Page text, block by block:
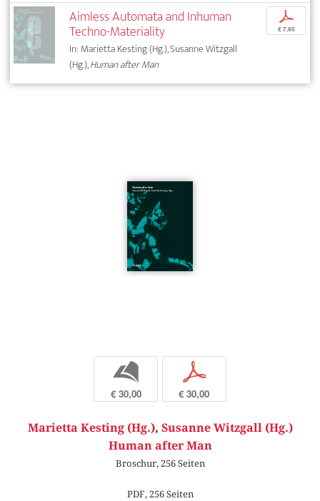
Aimless Automata and Inhuman
Techno-Materiality
In: Marietta Kesting (Hg.), Susanne Witzgall
(Hg.),Human after Man
p
€ 7,95
b
€ 30,00
p
€ 30,00
Marietta Kesting (Hg.), Susanne Witzgall (Hg.)
Human after Man
Broschur, 256 Seiten
PDF, 256 Seiten